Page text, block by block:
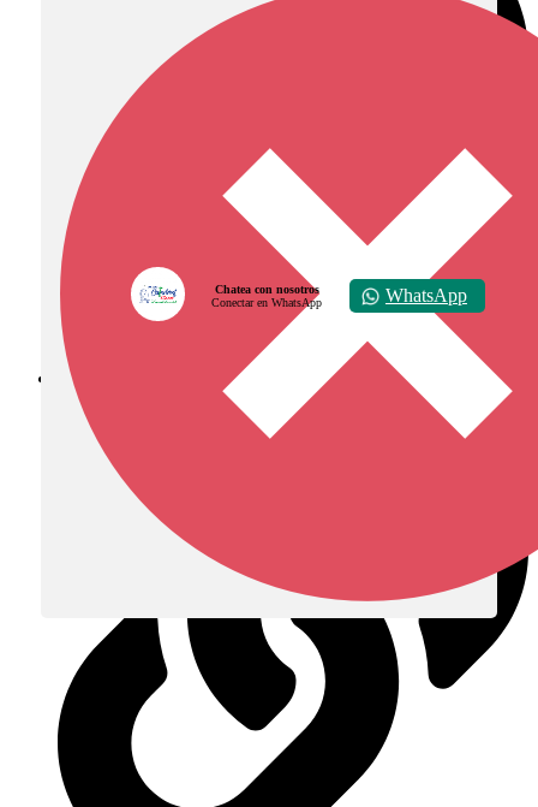
Diócesis de Zipaquirá
Chatea con nosotros
Conectar en WhatsApp
WhatsApp